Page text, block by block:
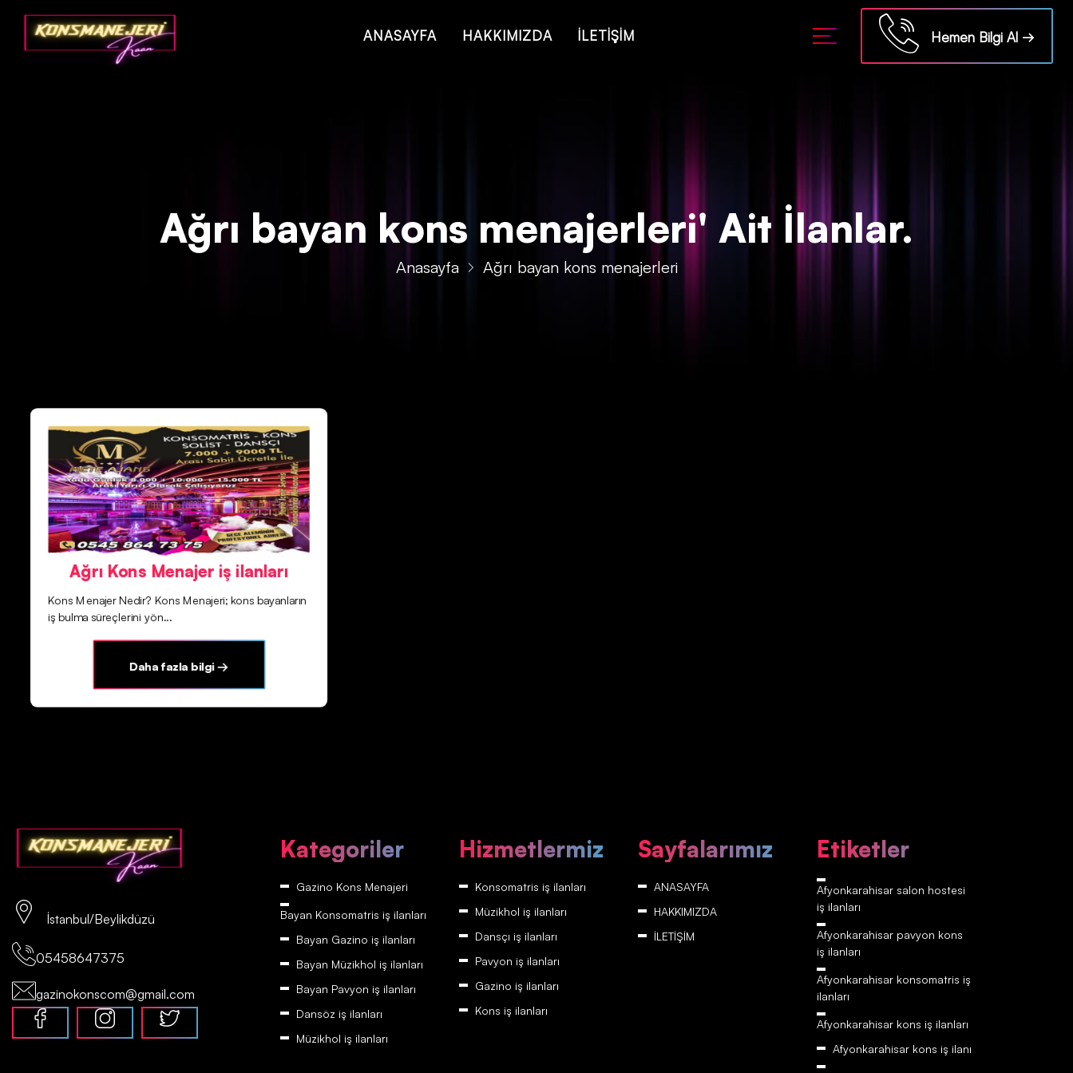
Deprecated: json_decode(): Passing null to parameter #1 ($json) of type string is deprecated in/home/konsmenajericom/public_html/api/kontrol/etiket.php on line18
ANASAYFA HAKKIMIZDA İLETİŞİM Hemen Bilgi Al →
Ağrı bayan kons menajerleri' Ait İlanlar.
Anasayfa Ağrı bayan kons menajerleri
Ağrı Kons Menajer iş ilanları
Kons Menajer Nedir? Kons Menajeri; kons bayanların
iş bulma süreçlerini yön...
Daha fazla bilgi →
İstanbul/Beylikdüzü
05458647375
gazinokonscom@gmail.com
Kategoriler
Gazino Kons Menajeri
Bayan Konsomatris iş ilanları
Bayan Gazino iş ilanları
Bayan Müzikhol iş ilanları
Bayan Pavyon iş ilanları
Dansöz iş ilanları
Müzikhol iş ilanları
Hizmetlermiz
Konsomatris iş ilanları
Müzikhol iş ilanları
Dansçı iş ilanları
Pavyon iş ilanları
Gazino iş ilanları
Kons iş ilanları
Sayfalarımız
ANASAYFA
HAKKIMIZDA
İLETİŞİM
Etiketler
Afyonkarahisar‎‎‎‎ salon hostesi
iş ilanları
Afyonkarahisar‎‎‎‎ pavyon kons
iş ilanları
Afyonkarahisar‎‎‎‎ konsomatris iş
ilanları
Afyonkarahisar‎‎‎‎ kons iş ilanları
Afyonkarahisar‎‎‎‎ kons iş ilanı